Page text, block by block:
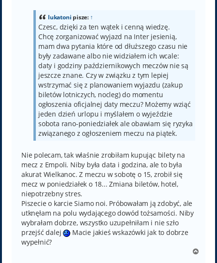
lukatoni pisze: ↑
Czesc, dzięki za ten wątek i cenną wiedzę.
Chcę zorganizować wyjazd na Inter jesienią,
mam dwa pytania które od dłuższego czasu nie
były zadawane albo nie widziałem ich wcale:
daty i godziny październikowych meczów nie są
jeszcze znane. Czy w związku z tym lepiej
wstrzymać się z planowaniem wyjazdu (zakup
biletów lotniczych, nocleg) do momentu
ogłoszenia oficjalnej daty meczu? Możemy wziąć
jeden dzień urlopu i myślałem o wyjeździe
sobota rano-poniedziałek ale obawiam się ryzyka
związanego z ogłoszeniem meczu na piątek.
Nie polecam, tak właśnie zrobiłam kupując bilety na
mecz z Empoli. Niby była data i godzina, ale to była
akurat Wielkanoc. Z meczu w sobotę o 15, zrobił się
mecz w poniedziałek o 18... Zmiana biletów, hotel,
niepotrzebny stres.
Piszecie o karcie Siamo noi. Próbowałam ją zdobyć, ale
utknęłam na polu wydającego dowód tożsamości. Niby
wybrałam dobrze, wszystko uzupełniłam i nie szło
przejść dalej
Macie jakieś wskazówki jak to dobrze
wypełnić?